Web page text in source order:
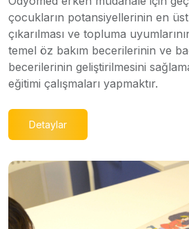
çocukların potansiyellerinin en
çıkarılması ve topluma
temel öz bakım becerilerinin ve
becerilerinin geliştirilmesini
eğitimi çalışmaları yapmaktır.
Detaylar